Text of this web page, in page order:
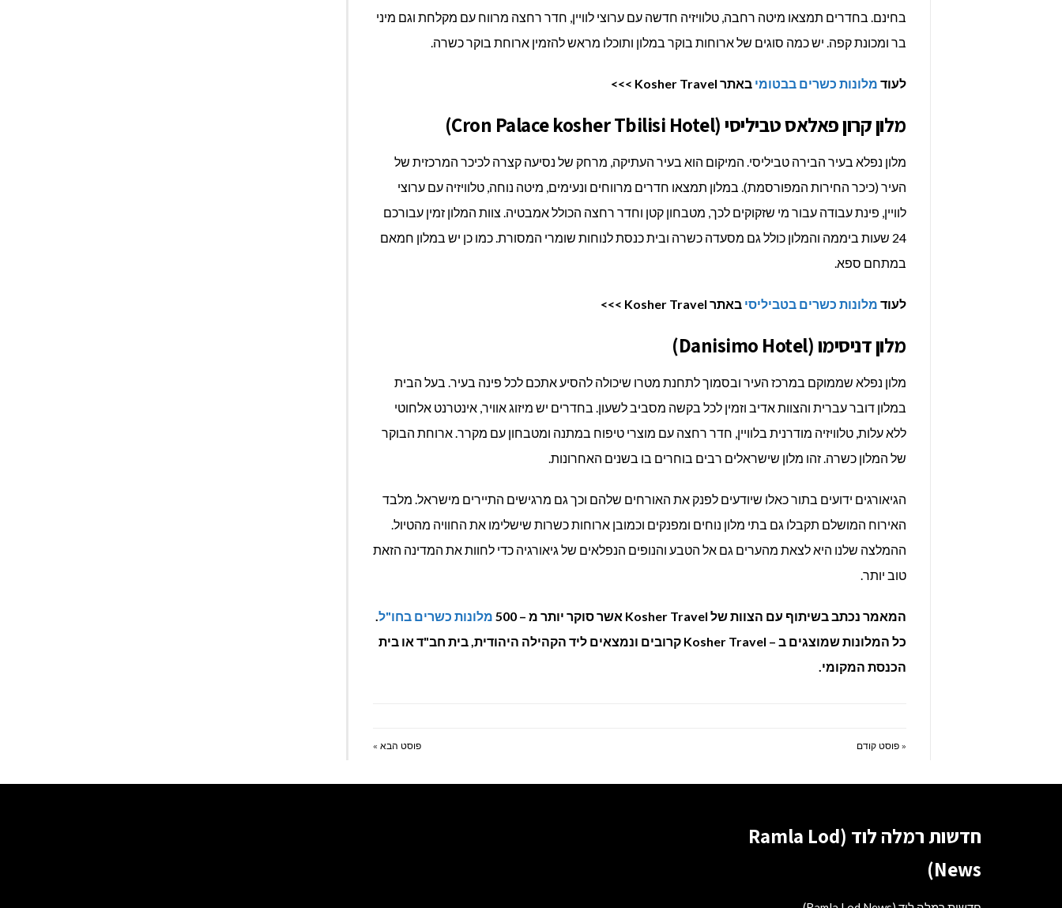
בחינם. בחדרים תמצאו מיטה רחבה, טלוויזיה חדשה עם ערוצי לוויין, חדר רחצה מרווח עם מקלחת וגם מיני
בר ומכונת קפה. יש כמה סוגים של ארוחות בוקר במלון ותוכלו מראש להזמין ארוחת בוקר כשרה.
לעוד מלונות כשרים בבטומי באתר Kosher Travel >>>
מלון קרון פאלאס טביליסי (Cron Palace kosher Tbilisi Hotel)
מלון נפלא בעיר הבירה טביליסי. המיקום הוא בעיר העתיקה, מרחק של נסיעה קצרה לכיכר המרכזית של
העיר (כיכר החירות המפורסמת). במלון תמצאו חדרים מרווחים ונעימים, מיטה נוחה, טלוויזיה עם ערוצי
לוויין, פינת עבודה עבור מי שזקוקים לכך, מטבחון קטן וחדר רחצה הכולל אמבטיה. צוות המלון זמין עבורכם
24 שעות ביממה והמלון כולל גם מסעדה כשרה ובית כנסת לנוחות שומרי המסורת. כמו כן יש במלון חמאם
במתחם ספא.
לעוד מלונות כשרים בטביליסי באתר Kosher Travel >>>
מלון דניסימו (Danisimo Hotel)
מלון נפלא שממוקם במרכז העיר ובסמוך לתחנת מטרו שיכולה להסיע אתכם לכל פינה בעיר. בעל הבית
במלון דובר עברית והצוות אדיב וזמין לכל בקשה מסביב לשעון. בחדרים יש מיזוג אוויר, אינטרנט אלחוטי
ללא עלות, טלוויזיה מודרנית בלוויין, חדר רחצה עם מוצרי טיפוח במתנה ומטבחון עם מקרר. ארוחת הבוקר
של המלון כשרה. זהו מלון שישראלים רבים בוחרים בו בשנים האחרונות.
הגיאורגים ידועים בתור כאלו שיודעים לפנק את האורחים שלהם וכך גם מרגישים התיירים מישראל. מלבד
האירוח המושלם תקבלו גם בתי מלון נוחים ומפנקים וכמובן ארוחות כשרות שישלימו את החוויה מהטיול.
ההמלצה שלנו היא לצאת מהערים גם אל הטבע והנופים הנפלאים של גיאורגיה כדי לחוות את המדינה הזאת
טוב יותר.
המאמר נכתב בשיתוף עם הצוות של Kosher Travel אשר סוקר יותר מ – 500 מלונות כשרים בחו"ל.
כל המלונות שמוצגים ב – Kosher Travel קרובים ונמצאים ליד הקהילה היהודית, בית חב"ד או בית
הכנסת המקומי.
« פוסט קודם פוסט הבא »
חדשות רמלה לוד (Ramla Lod
News)